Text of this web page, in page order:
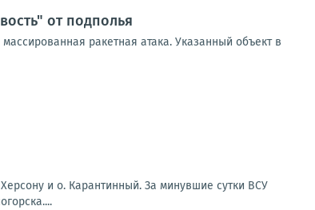
от подполья
ракетная атака. Указанный объект в
и о. Карантинный. За минувшие сутки ВСУ